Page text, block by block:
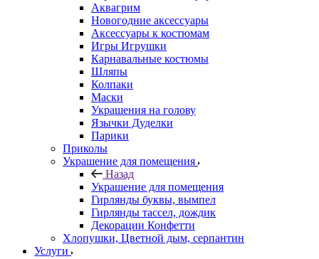
Аквагрим
Новогодние аксессуары
Аксессуары к костюмам
Игры Игрушки
Карнавальные костюмы
Шляпы
Колпаки
Маски
Украшения на голову
Язычки Дуделки
Парики
Приколы
Украшение для помещения
Назад
Украшение для помещения
Гирлянды буквы, вымпел
Гирлянды тассел, дождик
Декорации Конфетти
Хлопушки, Цветной дым, серпантин
Услуги